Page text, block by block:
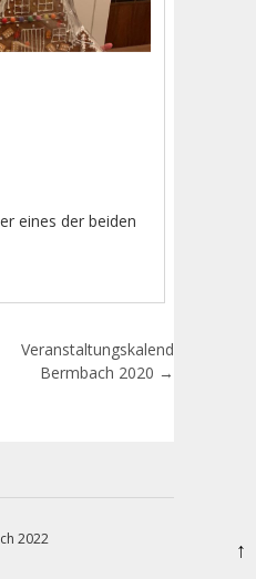
eines der beiden
Veranstaltungskalender
Bermbach 2020 →
2022 ↑